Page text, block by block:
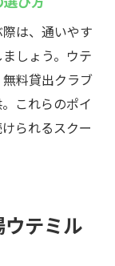
は、通いやす
しょう。ウテ
料貸出クラブ
これらのポイ
られるスクー
テミル